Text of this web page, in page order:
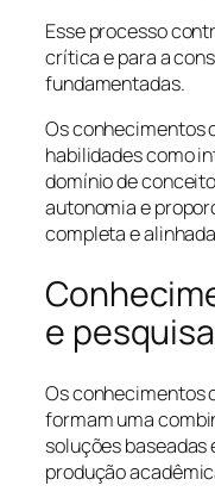
Esse processo
crítica e para a
fundamentadas.
Os conhecimentos
habilidades como
domínio de
autonomia e
completa e
e
Os conhecimentos
formam uma
soluções
produção